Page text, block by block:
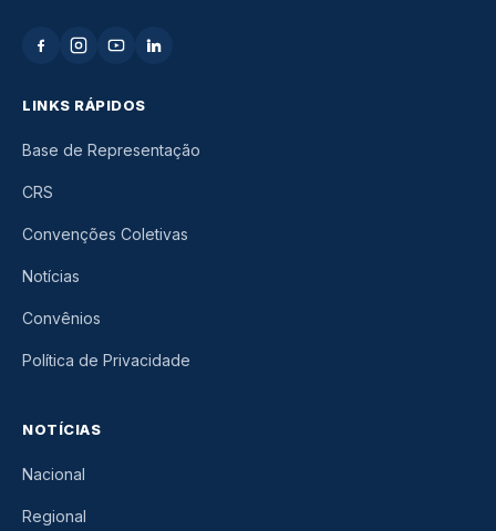
LINKS RÁPIDOS
Base de Representação
CRS
Convenções Coletivas
Notícias
Convênios
Política de Privacidade
NOTÍCIAS
Nacional
Regional